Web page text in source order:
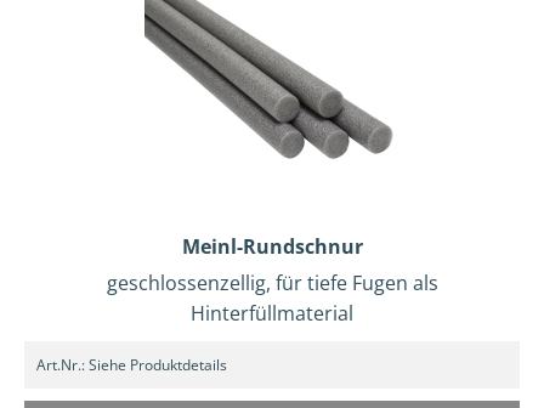
Meinl-Rundschnur
geschlossenzellig, für tiefe Fugen als
Hinterfüllmaterial
Art.Nr.:Siehe Produktdetails